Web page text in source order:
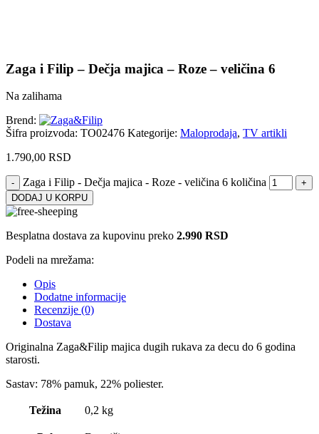
Zaga i Filip – Dečja majica – Roze – veličina 6
Na zalihama
Brend:
Šifra proizvoda: TO02476 Kategorije: Maloprodaja, TV artikli
1.790,00 RSD
Zaga i Filip - Dečja majica - Roze - veličina 6 količina
DODAJ U KORPU
Besplatna dostava za kupovinu preko 2.990 RSD
Podeli na mrežama:
Opis
Dodatne informacije
Recenzije (0)
Dostava
Originalna Zaga&Filip majica dugih rukava za decu do 6 godina
starosti.
Sastav: 78% pamuk, 22% poliester.
Težina 0,2 kg